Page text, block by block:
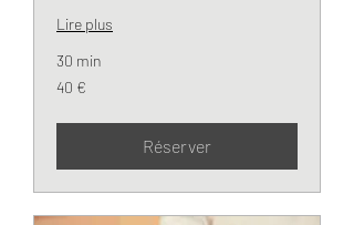
Lire plus
30 min
40
euros
40 €
Réserver